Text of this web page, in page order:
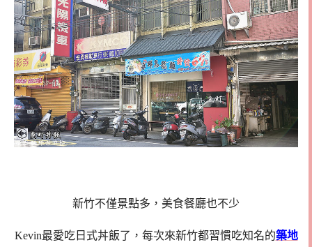
新竹不僅景點多，美食餐廳也不少
Kevin最愛吃日式丼飯了，每次來新竹都習慣吃知名的築地